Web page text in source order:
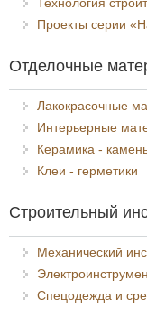
Технология
Проекты серии
Отделочные
Лакокрасочные
Интерьерные
Керамика -
Клеи - герметики
Строительный
Механический
Спецодежда и